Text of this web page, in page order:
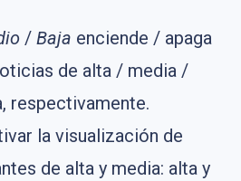
/ Baja enciende / apaga
de alta / media /
respectivamente.
la visualización de
de alta y media: alta y